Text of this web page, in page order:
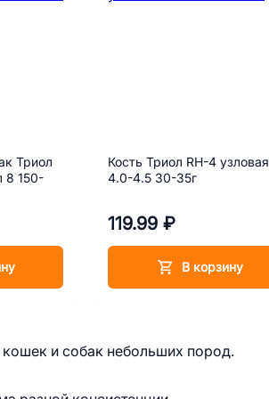
и собак небольших пород.
Триол
8 150-
Кость Триол RH-4 узловая
4.0-4.5 30-35г
119.99 ₽
В корзину